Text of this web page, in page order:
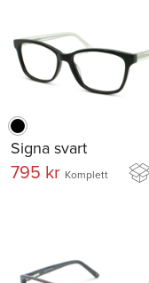
Signa svart
795 kr Komplett